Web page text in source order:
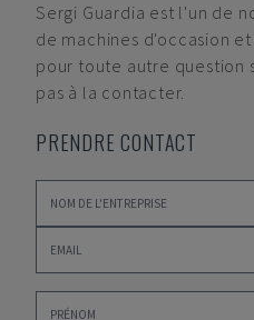
Sergi Guardia est l'un de
de machines d'occasion
pour toute autre question
pas à la contacter.
PRENDRE CONTACT